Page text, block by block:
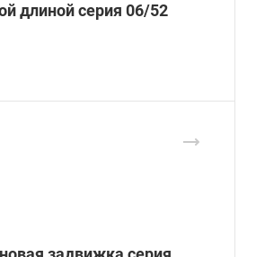
длиной серия 06/52